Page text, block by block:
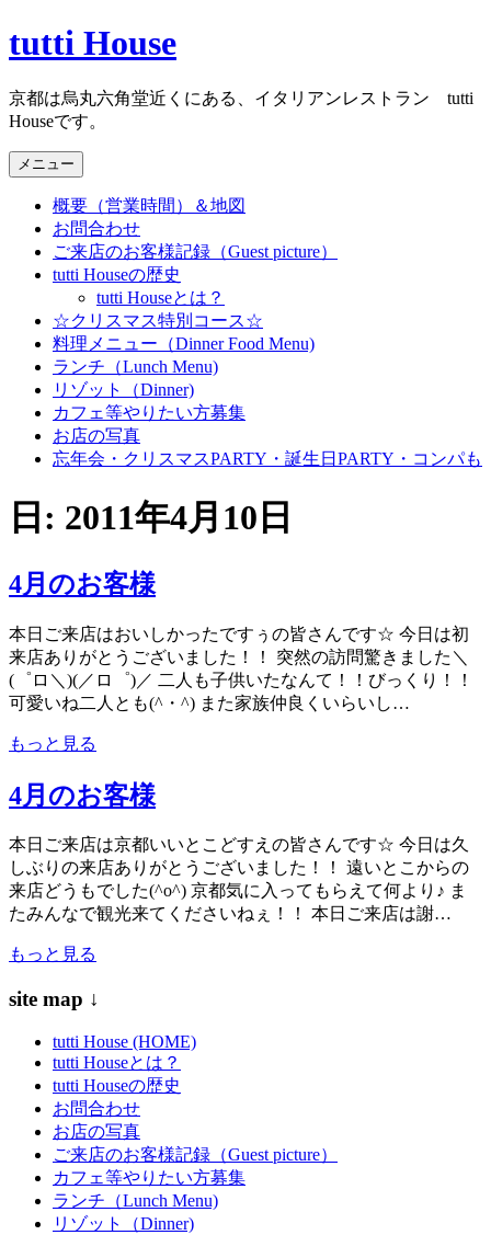
コ
ン
ン
ツ
へ
ス
tutti House
京都は烏丸六角堂近くにある、イタリアンレストラン tutti
Houseです。
メニュー
概要（営業時間）＆地図
お問合わせ
ご来店のお客様記録（Guest picture）
tutti Houseの歴史
tutti Houseとは？
☆クリスマス特別コース☆
料理メニュー（Dinner Food Menu)
ランチ（Lunch Menu)
リゾット（Dinner)
カフェ等やりたい方募集
お店の写真
忘年会・クリスマスPARTY・誕生日PARTY・コンパも
日: 2011年4月10日
4月のお客様
本日ご来店はおいしかったですぅの皆さんです☆ 今日は初
来店ありがとうございました！！ 突然の訪問驚きました＼
(゜ロ＼)(／ロ゜)／ 二人も子供いたなんて！！びっくり！！
可愛いね二人とも(^・^) また家族仲良くいらいし…
もっと見る
4月のお客様
本日ご来店は京都いいとこどすえの皆さんです☆ 今日は久
しぶりの来店ありがとうございました！！ 遠いとこからの
来店どうもでした(^o^) 京都気に入ってもらえて何より♪ ま
たみんなで観光来てくださいねぇ！！ 本日ご来店は謝…
もっと見る
site map ↓
tutti House (HOME)
tutti Houseとは？
tutti Houseの歴史
お問合わせ
お店の写真
ご来店のお客様記録（Guest picture）
カフェ等やりたい方募集
ランチ（Lunch Menu)
リゾット（Dinner)